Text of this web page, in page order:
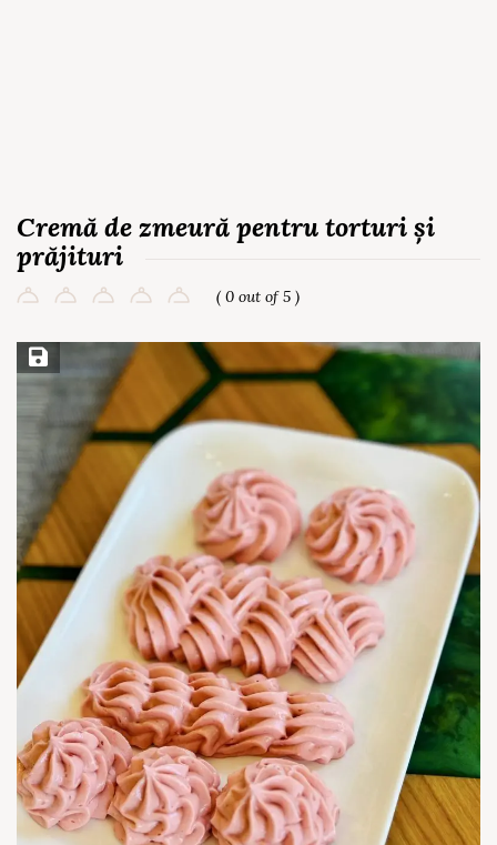
Cremă de zmeură pentru torturi și
prăjituri
( 0 out of 5 )
Save Recipe